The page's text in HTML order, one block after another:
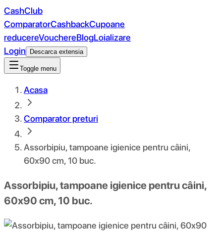
CashClub
ComparatorCashbackCupoane
reducereVouchereBlogLoializare
Login
Descarca extensia
Toggle menu
Acasa
Comparator preturi
Assorbipiu, tampoane igienice pentru câini,
60x90 cm, 10 buc.
Assorbipiu, tampoane igienice pentru câini,
60x90 cm, 10 buc.